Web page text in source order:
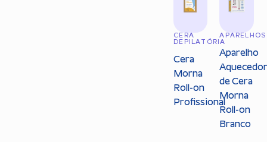
CERA
DEPILATÓRIA
Cera
Morna
Roll-on
Profissional
APARELHOS
Aparelho
de Cera
Morna
Roll-on
Branco